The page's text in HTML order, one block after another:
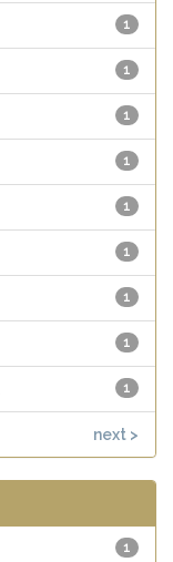
1
1
1
1
1
1
1
1
1
next >
1